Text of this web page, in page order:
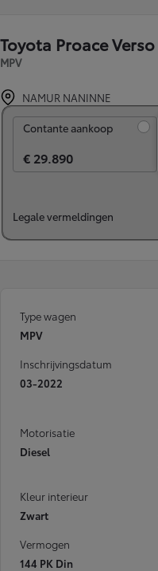
Toyota Proace Verso
MPV
NAMUR NANINNE
Contante aankoop
€ 29.890
Legale vermeldingen
Type wagen
MPV
Inschrijvingsdatum
03-2022
Motorisatie
Diesel
Kleur interieur
Zwart
Vermogen
144 PK Din